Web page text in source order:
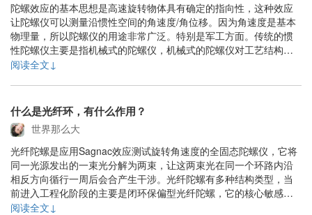
陀螺效应的基本思想是高速旋转物体具有确定的指向性，这种效应
让陀螺仪可以测量沿惯性空间的角速度/角位移。因为角速度是基本
物理量，所以陀螺仪的用途非常广泛。特别是军工方面。传统的惯
性陀螺仪主要是指机械式的陀螺仪，机械式的陀螺仪对工艺结构的
要求很高，结构复杂，它的精度受到了很多方面的制约。从1976年
阅读全文↓
什么是光纤环，有什么作用？
世界那么大
光纤陀螺是应用Sagnac效应测试旋转角速度的全固态陀螺仪，它将
同一光源发出的一束光分解为两束，让这两束光在同一个环路内沿
相反方向循行一周后会合产生干涉。光纤陀螺有多种结构类型，当
前进入工程化阶段的主要是闭环保偏型光纤陀螺，它的核心敏感元
件是保偏光纤环，其基本构成包括保偏光纤及骨架。保偏光纤环采
阅读全文↓